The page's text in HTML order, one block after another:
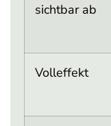
sichtbar ab
Volleffekt